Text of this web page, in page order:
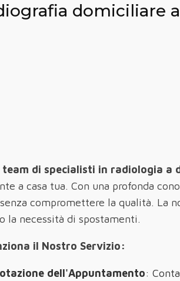
domiciliare
team di specialisti in radiologia a
a casa tua. Con una profonda
compromettere la qualità. La
la necessità di spostamenti.
il Nostro Servizio:
dell'Appuntamento: